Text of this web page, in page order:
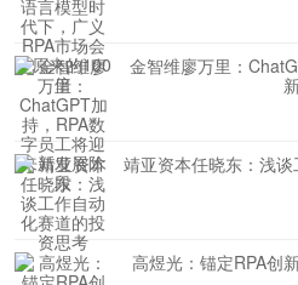
金智维廖万里：
靖亚资本任晓东：浅
高煜光：锚定RPA创